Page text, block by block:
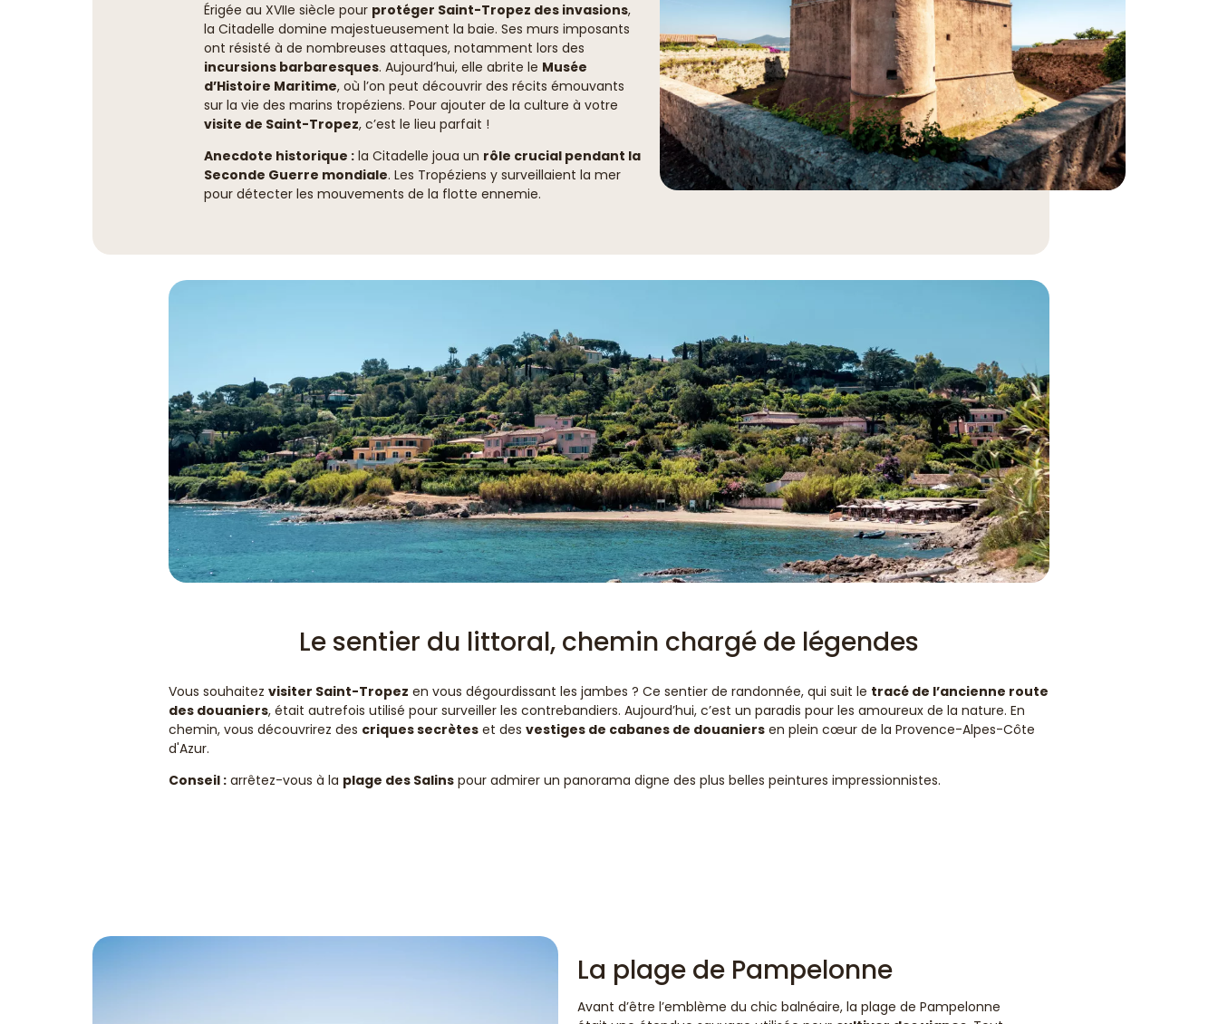
Érigée au XVIIe siècle pour protéger Saint-Tropez des invasions,
la Citadelle domine majestueusement la baie. Ses murs imposants
ont résisté à de nombreuses attaques, notamment lors des
incursions barbaresques. Aujourd’hui, elle abrite le Musée
d’Histoire Maritime, où l’on peut découvrir des récits émouvants
sur la vie des marins tropéziens. Pour ajouter de la culture à votre
visite de Saint-Tropez, c’est le lieu parfait !
Anecdote historique :la Citadelle joua un rôle crucial pendant la
Seconde Guerre mondiale. Les Tropéziens y surveillaient la mer
pour détecter les mouvements de la flotte ennemie.
Le sentier du littoral, chemin chargé de légendes
Vous souhaitez visiter Saint-Tropez en vous dégourdissant les jambes ? Ce sentier de randonnée, qui suit le tracé de l’ancienne route
des douaniers, était autrefois utilisé pour surveiller les contrebandiers. Aujourd’hui, c’est un paradis pour les amoureux de la nature. En
chemin, vous découvrirez des criques secrètes et des vestiges de cabanes de douaniers en plein cœur de la Provence-Alpes-Côte
d'Azur.
Conseil : arrêtez-vous à la plage des Salins pour admirer un panorama digne des plus belles peintures impressionnistes.
La plage de Pampelonne
Avant d’être l’emblème du chic balnéaire, la plage de Pampelonne